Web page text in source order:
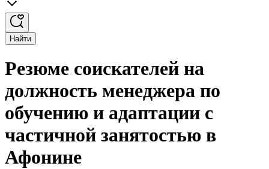
Найти
Резюме соискателей на
должность менеджера по
обучению и адаптации с
частичной занятостью в
Афонине